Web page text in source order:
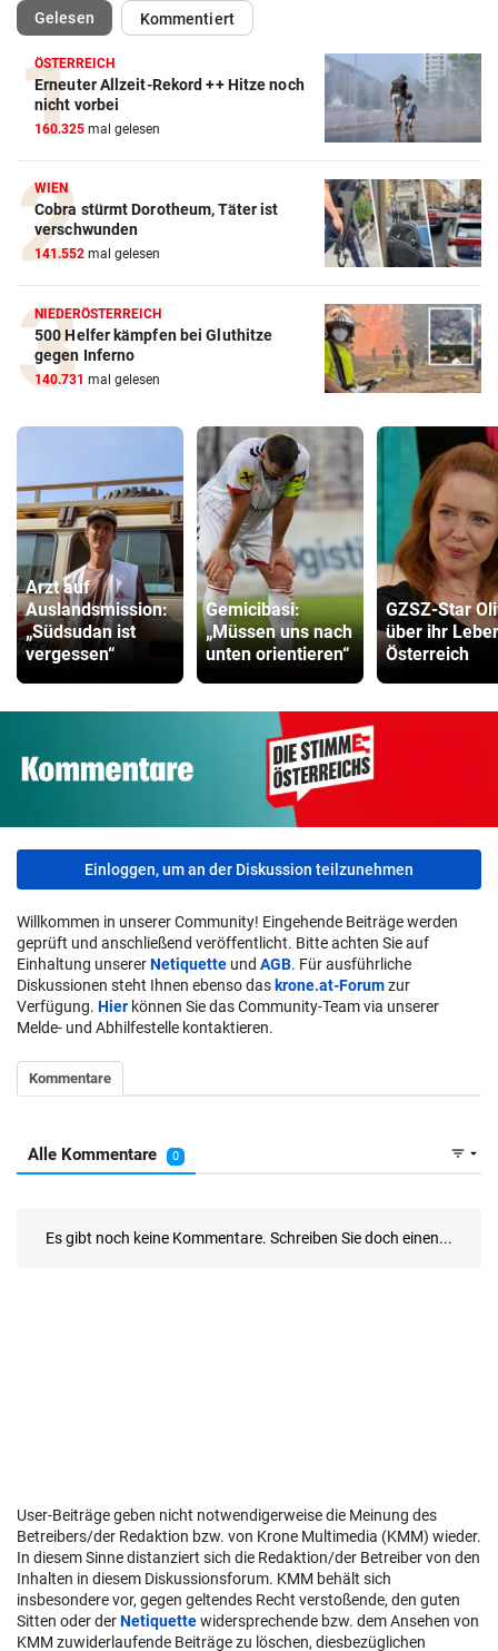
Gelesen(ausgewählt)Kommentiert
ÖSTERREICH
Erneuter Allzeit-Rekord ++ Hitze noch
nicht vorbei
160.325 mal gelesen
WIEN
Cobra stürmt Dorotheum, Täter ist
verschwunden
141.552 mal gelesen
NIEDERÖSTERREICH
500 Helfer kämpfen bei Gluthitze
gegen Inferno
140.731 mal gelesen
Arzt auf
Auslandsmission:
„Südsudan ist
vergessen“
Gemicibasi:
„Müssen uns nach
unten orientieren“
GZSZ-Star
über ihr
Österreich
Einloggen, um an der Diskussion teilzunehmen
Willkommen in unserer Community! Eingehende Beiträge werden
geprüft und anschließend veröffentlicht. Bitte achten Sie auf
Einhaltung unsererNetiquette und AGB. Für ausführliche
Diskussionen steht Ihnen ebenso das krone.at-Forumzur
Verfügung. Hier können Sie das Community-Team via unserer
Melde- und Abhilfestelle kontaktieren.
User-Beiträge geben nicht notwendigerweise die Meinung des
Betreibers/der Redaktion bzw. von Krone Multimedia (KMM) wieder.
In diesem Sinne distanziert sich die Redaktion/der Betreiber von den
Inhalten in diesem Diskussionsforum. KMM behält sich
insbesondere vor, gegen geltendes Recht verstoßende, den guten
Sitten oder derNetiquettewidersprechende bzw. dem Ansehen von
KMM zuwiderlaufende Beiträge zu löschen, diesbezüglichen